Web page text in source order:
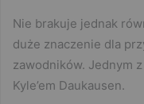
Nie brakuje jednak
duże znaczenie dla
zawodników. Jednym
Kyle’em Daukausen.